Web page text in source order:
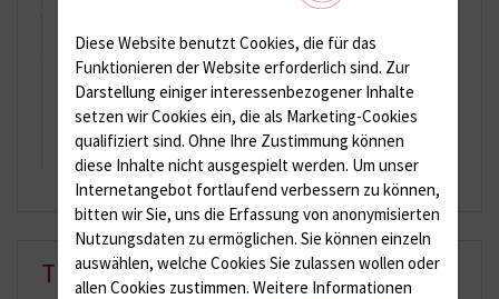
Seltene Lungenerkrankungen
Extrapulmonale Erkrankungen der
Atemorgane
Berufskrankheiten
Thoraxchirurgie
Diese Website benutzt Cookies, die für das
Funktionieren der Website erforderlich sind. Zur
Darstellung einiger interessenbezogener Inhalte
setzen wir Cookies ein, die als Marketing-Cookies
qualifiziert sind. Ohne Ihre Zustimmung können
diese Inhalte nicht ausgespielt werden. Um unser
Internetangebot fortlaufend verbessern zu können,
bitten wir Sie, uns die Erfassung von anonymisierten
Nutzungsdaten zu ermöglichen. Sie können einzeln
auswählen, welche Cookies Sie zulassen wollen oder
allen Cookies zustimmen. Weitere Informationen